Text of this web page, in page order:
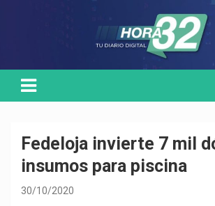
Fedeloja invierte 7 mil
insumos para piscina
30/10/2020